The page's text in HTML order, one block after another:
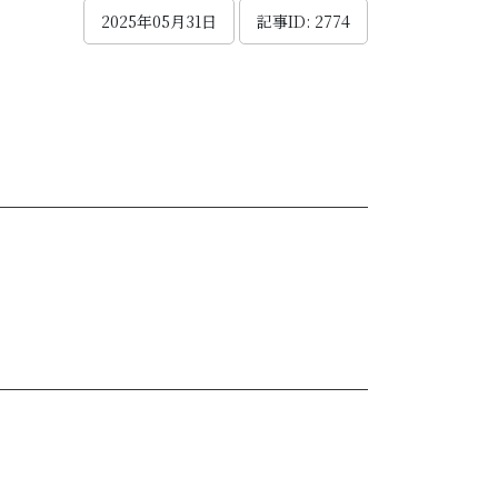
2025年05月31日 記事ID: 2774